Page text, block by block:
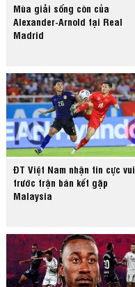
Mùa giải sống còn của
Alexander-Arnold tại Real
Madrid
ĐT Việt Nam nhận tin cực vui
trước trận bán kết gặp
Malaysia